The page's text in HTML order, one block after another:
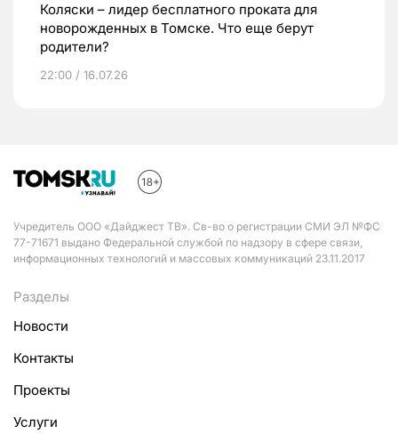
Коляски – лидер бесплатного проката для
новорожденных в Томске. Что еще берут
родители?
22:00 / 16.07.26
Учредитель ООО «Дайджест ТВ». Св-во о регистрации СМИ ЭЛ №ФС
77-71671 выдано Федеральной службой по надзору в сфере связи,
информационных технологий и массовых коммуникаций 23.11.2017
Разделы
Новости
Контакты
Проекты
Услуги